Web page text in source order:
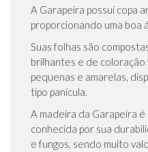
A Garapeira possui copa
proporcionando uma boa
Suas folhas são
brilhantes e de
pequenas e amarelas,
tipo panícula.
A madeira da Garapeira
conhecida por sua
e fungos, sendo muito